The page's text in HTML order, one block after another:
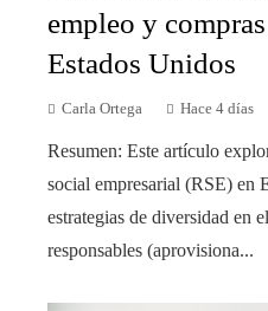
empleo y
Estados Unidos
Carla Ortega Hace 4 días
Resumen: Este artículo
social empresarial (RSE) en
estrategias de diversidad en
responsables (aprovisiona...